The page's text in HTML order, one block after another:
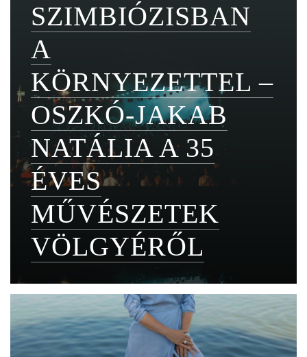
SZIMBIÓZISBAN
A
KÖRNYEZETTEL –
OSZKÓ-JAKAB
NATÁLIA A 35
ÉVES
MŰVÉSZETEK
VÖLGYÉRŐL